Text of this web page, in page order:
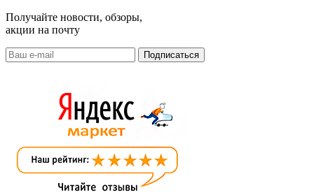
Получайте новости, обзоры,
акции на почту